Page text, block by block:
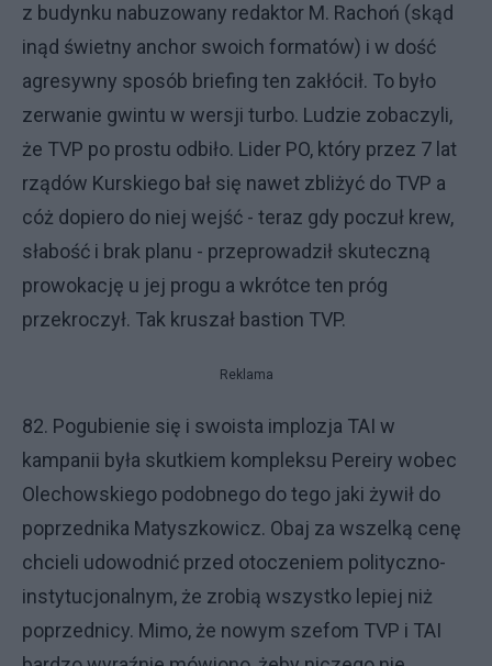
z budynku nabuzowany redaktor M. Rachoń (skąd
inąd świetny anchor swoich formatów) i w dość
agresywny sposób briefing ten zakłócił. To było
zerwanie gwintu w wersji turbo. Ludzie zobaczyli,
że TVP po prostu odbiło. Lider PO, który przez 7 lat
rządów Kurskiego bał się nawet zbliżyć do TVP a
cóż dopiero do niej wejść - teraz gdy poczuł krew,
słabość i brak planu - przeprowadził skuteczną
prowokację u jej progu a wkrótce ten próg
przekroczył. Tak kruszał bastion TVP.
Reklama
82. Pogubienie się i swoista implozja TAI w
kampanii była skutkiem kompleksu Pereiry wobec
Olechowskiego podobnego do tego jaki żywił do
poprzednika Matyszkowicz. Obaj za wszelką cenę
chcieli udowodnić przed otoczeniem polityczno-
instytucjonalnym, że zrobią wszystko lepiej niż
poprzednicy. Mimo, że nowym szefom TVP i TAI